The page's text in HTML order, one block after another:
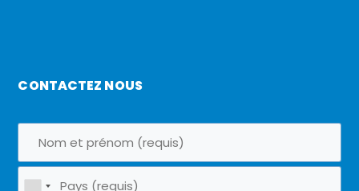
CONTACTEZ NOUS